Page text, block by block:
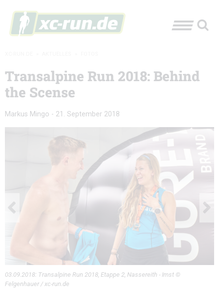
Transalpine Run 2018: Behind
the Scense
Markus Mingo - 21. September 2018
03.09.2018: Transalpine Run 2018, Etappe 2, Nassereith - Imst ©
Felgenhauer / xc-run.de